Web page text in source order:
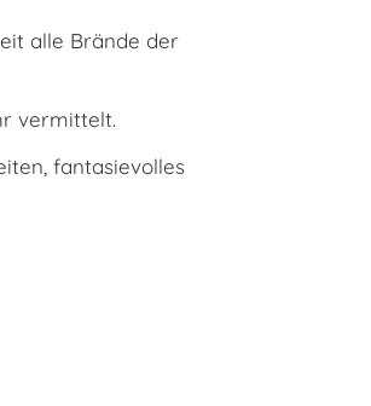
alle Brände der
vermittelt.
fantasievolles